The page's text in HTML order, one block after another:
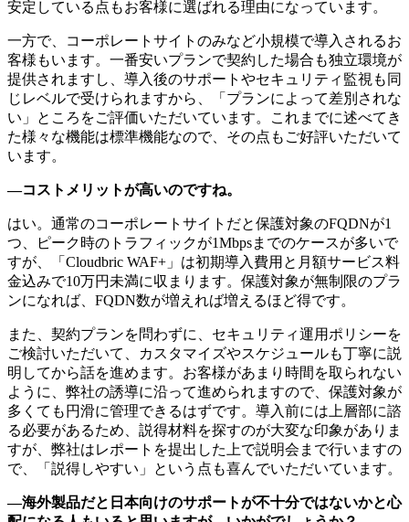
安定している点もお客様に選ばれる理由になっています。
一方で、コーポレートサイトのみなど小規模で導入されるお
客様もいます。一番安いプランで契約した場合も独立環境が
提供されますし、導入後のサポートやセキュリティ監視も同
じレベルで受けられますから、「プランによって差別されな
い」ところをご評価いただいています。これまでに述べてき
た様々な機能は標準機能なので、その点もご好評いただいて
います。
―コストメリットが高いのですね。
はい。通常のコーポレートサイトだと保護対象のFQDNが1
つ、ピーク時のトラフィックが1Mbpsまでのケースが多いで
すが、「Cloudbric WAF+」は初期導入費用と月額サービス料
金込みで10万円未満に収まります。保護対象が無制限のプラ
ンになれば、FQDN数が増えれば増えるほど得です。
また、契約プランを問わずに、セキュリティ運用ポリシーを
ご検討いただいて、カスタマイズやスケジュールも丁寧に説
明してから話を進めます。お客様があまり時間を取られない
ように、弊社の誘導に沿って進められますので、保護対象が
多くても円滑に管理できるはずです。導入前には上層部に諮
る必要があるため、説得材料を探すのが大変な印象がありま
すが、弊社はレポートを提出した上で説明会まで行いますの
で、「説得しやすい」という点も喜んでいただいています。
―海外製品だと日本向けのサポートが不十分ではないかと心